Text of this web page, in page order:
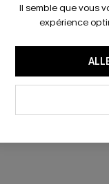
Il semble que vous
expérience